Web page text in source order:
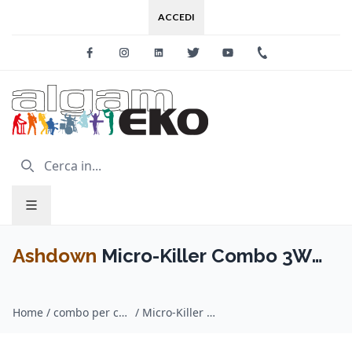
ACCEDI
FacebookInstagramLinkedinTwitter Youtube
Ashdown Micro-Killer Combo 3W
Home / combo per chitarra / Ashdown / Micro-Killer Combo 3W BT